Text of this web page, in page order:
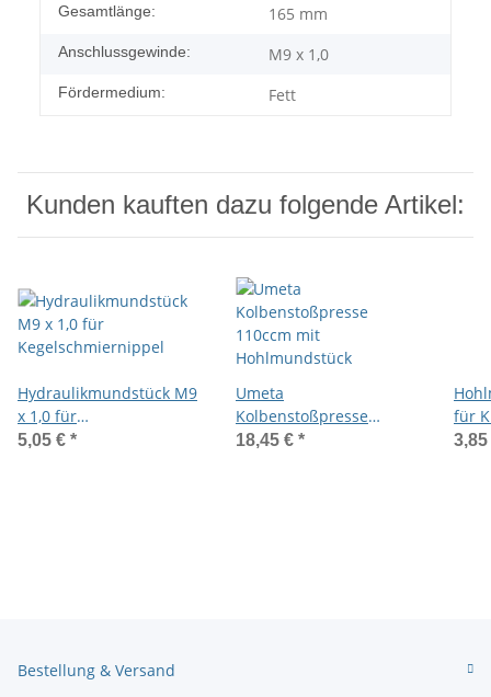
Gesamtlänge: 165 mm
Anschlussgewinde: M9 x 1,0
Fördermedium: Fett
Kunden kauften dazu folgende Artikel:
Hydraulikmundstück M9
x 1,0 für
Kegelschmiernippel
5,05 € *
Umeta
Kolbenstoßpresse
110ccm mit
18,45 € *
für
Bestellung & Versand